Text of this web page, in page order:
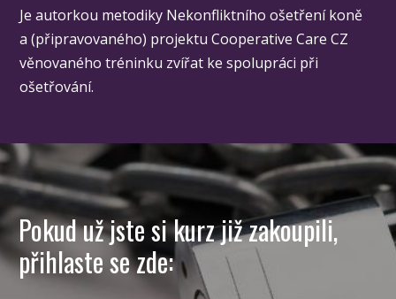
Je autorkou metodiky Nekonfliktního ošetření koně
a (připravovaného) projektu Cooperative Care CZ
věnovaného tréninku zvířat ke spolupráci při
ošetřování.
Pokud už jste si kurz již zakoupili,
přihlaste se zde: